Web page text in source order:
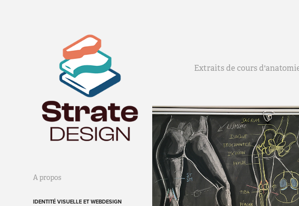
A propos
IDENTITÉ VISUELLE ET WEBDESIGN
Extraits de cours